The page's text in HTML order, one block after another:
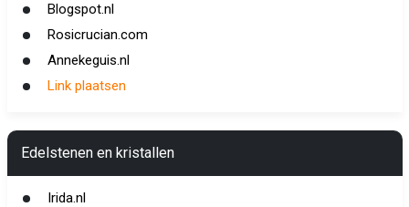
Blogspot.nl
Rosicrucian.com
Annekeguis.nl
Link plaatsen
Edelstenen en kristallen
Irida.nl